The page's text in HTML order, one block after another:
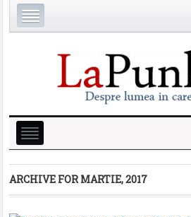
ARCHIVE FOR MARTIE, 2017